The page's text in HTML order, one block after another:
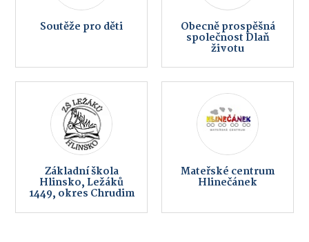
Soutěže pro děti Obecně prospěšná
společnost Dlaň
životu
Základní škola
Hlinsko, Ležáků
1449, okres Chrudim
Mateřské centrum
Hlinečánek